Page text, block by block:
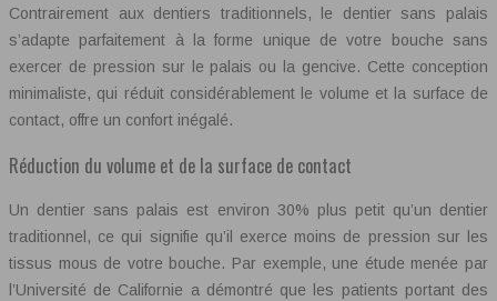
Contrairement aux dentiers traditionnels, le dentier sans palais
s’adapte parfaitement à la forme unique de votre bouche sans
exercer de pression sur le palais ou la gencive. Cette conception
minimaliste, qui réduit considérablement le volume et la surface de
contact, offre un confort inégalé.
Réduction du volume et de la surface de contact
Un dentier sans palais est environ 30% plus petit qu’un dentier
traditionnel, ce qui signifie qu’il exerce moins de pression sur les
tissus mous de votre bouche. Par exemple, une étude menée par
l’Université de Californie a démontré que les patients portant des